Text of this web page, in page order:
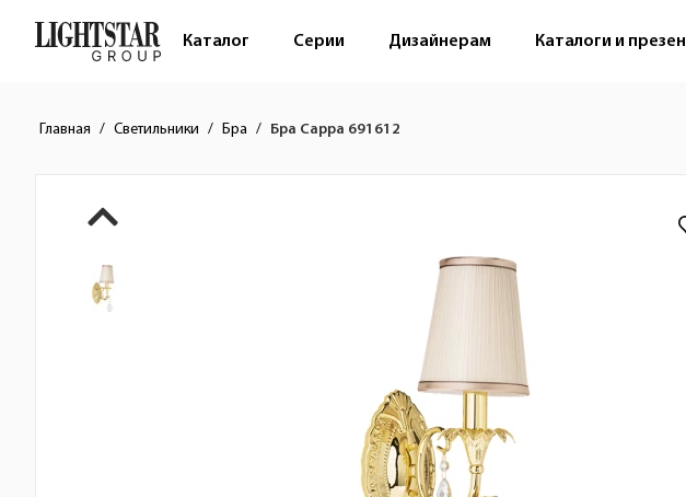
Каталог Серии Дизайнерам Каталоги и
Главная Светильники Бра Бра Cappa 691612
Краткое описание товара
Изображения товара
Стоимость товара